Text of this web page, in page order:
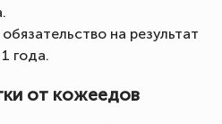
на результат
года.
от кожеедов